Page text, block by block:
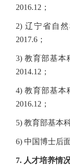
2016.12；
2) 辽宁省自
2017.6；
3) 教育部基
2014.12；
4) 教育部基
2016.12；
5) 教育部基本
6) 中国博士后
7. 人才培养情